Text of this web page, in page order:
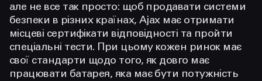
але не все так просто: щоб продавати системи
безпеки в різних країнах, Ajax має отримати
місцеві сертифікати відповідності та пройти
спеціальні тести. При цьому кожен ринок має
свої стандарти щодо того, як довго має
працювати батарея, яка має бути потужність